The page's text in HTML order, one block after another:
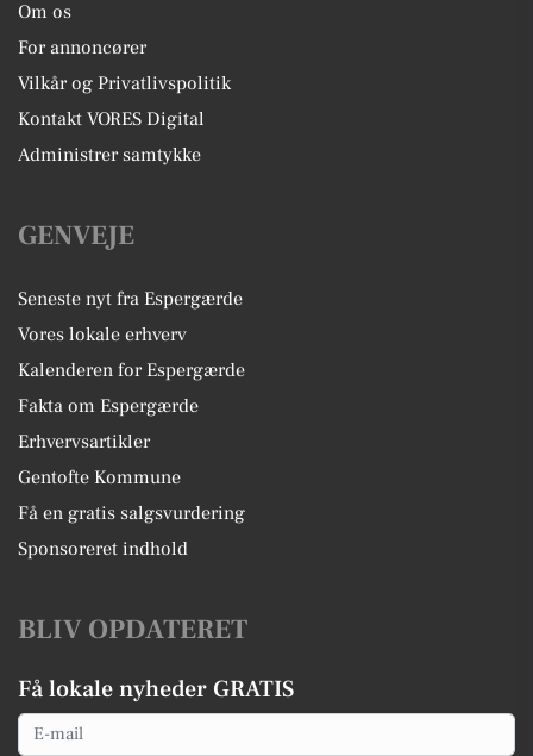
Om os
For annoncører
Vilkår og Privatlivspolitik
Kontakt VORES Digital
Administrer samtykke
GENVEJE
Seneste nyt fra Espergærde
Vores lokale erhverv
Kalenderen for Espergærde
Fakta om Espergærde
Erhvervsartikler
Gentofte Kommune
Få en gratis salgsvurdering
Sponsoreret indhold
BLIV OPDATERET
Få lokale nyheder GRATIS
Email